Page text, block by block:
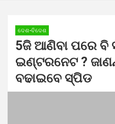
ଦେଶ-ବିଦେଶ
5ଜି ଆଣିବା ପରେ ବି
ଇଣ୍ଟରନେଟ ?
ବଢାଇବେ ସ୍ପିଡ